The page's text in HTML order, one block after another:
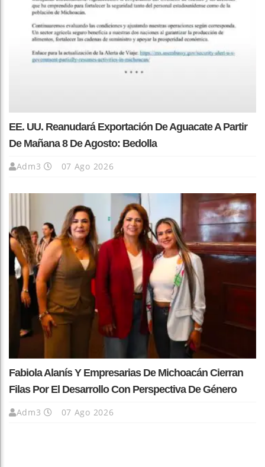
EE. UU. Reanudará Exportación De Aguacate A Partir
De Mañana 8 De Agosto: Bedolla
Adm3 07 Ago 2026
Fabiola Alanís Y Empresarias De Michoacán Cierran
Filas Por El Desarrollo Con Perspectiva De Género
Adm3 07 Ago 2026